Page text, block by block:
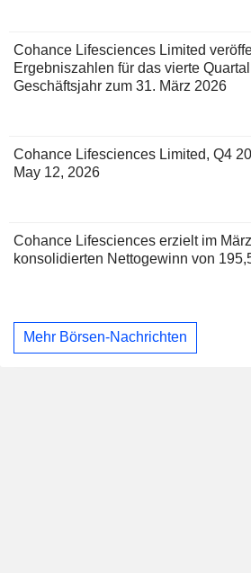
Cohance Lifesciences Limited
Ergebniszahlen für das vierte
Geschäftsjahr zum 31. März 2026
Cohance Lifesciences Limited, Q4
May 12, 2026
Cohance Lifesciences erzielt im
konsolidierten Nettogewinn von
Mehr Börsen-Nachrichten